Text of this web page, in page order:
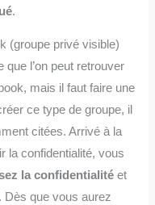
.
(groupe privé visible)
que l’on peut retrouver
mais il faut faire une
ce type de groupe, il
citées. Arrivé à la
la confidentialité, vous
la confidentialité et
. Dès que vous aurez